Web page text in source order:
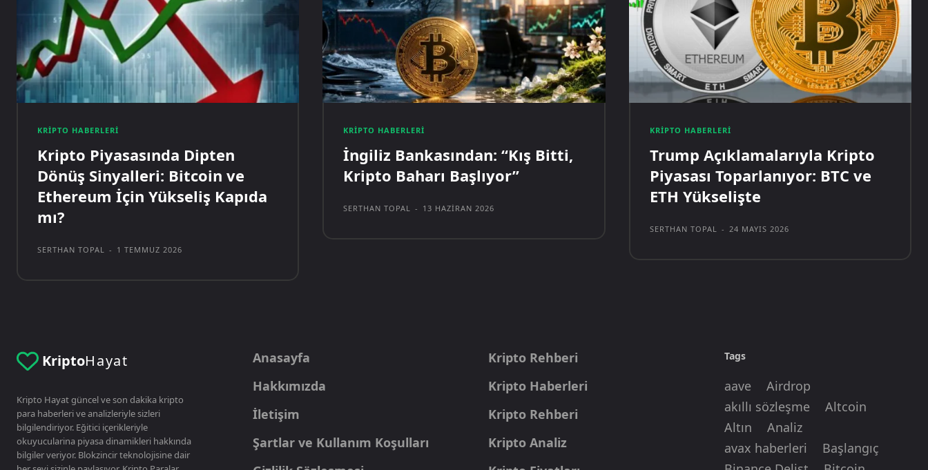
KRIPTO HABERLERI
Kripto Piyasasında Dipten
Dönüş Sinyalleri: Bitcoin ve
Ethereum İçin Yükseliş Kapıda
mı?
SERTHAN TOPAL - 1 TEMMUZ 2026
KRIPTO HABERLERI
İngiliz Bankasından: “Kış Bitti,
Kripto Baharı Başlıyor”
SERTHAN TOPAL - 13 HAZIRAN 2026
KRIPTO HABERLERI
Trump Açıklamalarıyla Kripto
Piyasası Toparlanıyor: BTC ve
ETH Yükselişte
SERTHAN TOPAL - 24 MAYIS 2026
KriptoHayat
Kripto Hayat güncel ve son dakika kripto
para haberleri ve analizleriyle sizleri
bilgilendiriyor. Eğitici içerikleriyle
okuyucularina piyasa dinamikleri hakkında
bilgiler veriyor. Blokzincir teknolojisine dair
Anasayfa
Hakkımızda
İletişim
Şartlar ve Kullanım Koşulları
Kripto Rehberi
Kripto Haberleri
Kripto Rehberi
Kripto Analiz
Tags
aave
Airdrop
akıllı sözleşme
Altcoin
Altın
Analiz
avax haberleri
Başlangıç